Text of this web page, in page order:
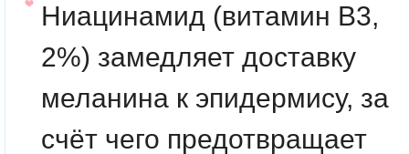
Ниацинамид (витамин B3,
2%) замедляет доставку
меланина к эпидермису, за
счёт чего предотвращает